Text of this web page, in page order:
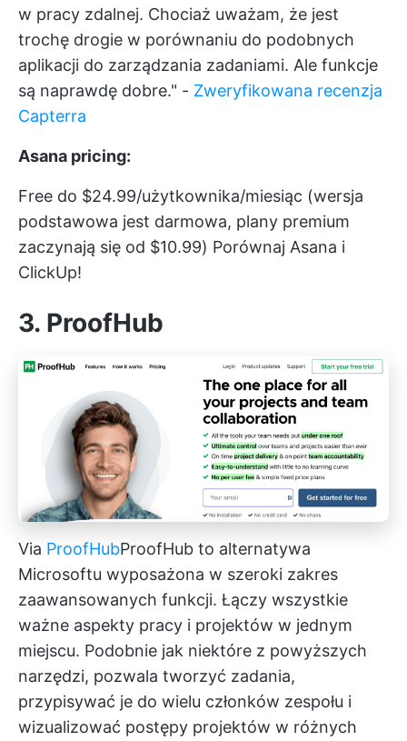
w pracy zdalnej. Chociaż uważam, że jest
trochę drogie w porównaniu do podobnych
aplikacji do zarządzania zadaniami. Ale funkcje
są naprawdę dobre." - Zweryfikowana recenzja
Capterra
Asana pricing:
Free do $24.99/użytkownika/miesiąc (wersja
podstawowa jest darmowa, plany premium
zaczynają się od $10.99) Porównaj Asana i
ClickUp!
3. ProofHub
Via ProofHubProofHub to alternatywa
Microsoftu wyposażona w szeroki zakres
zaawansowanych funkcji. Łączy wszystkie
ważne aspekty pracy i projektów w jednym
miejscu. Podobnie jak niektóre z powyższych
narzędzi, pozwala tworzyć zadania,
przypisywać je do wielu członków zespołu i
wizualizować postępy projektów w różnych